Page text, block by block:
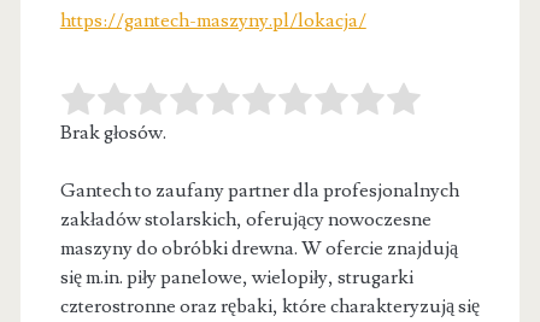
https://gantech-maszyny.pl/lokacja/
Brak głosów.
Gantech to zaufany partner dla profesjonalnych
zakładów stolarskich, oferujący nowoczesne
maszyny do obróbki drewna. W ofercie znajdują
się m.in. piłypanelowe, wielopiły, strugarki
czterostronne oraz rębaki, które charakteryzują się